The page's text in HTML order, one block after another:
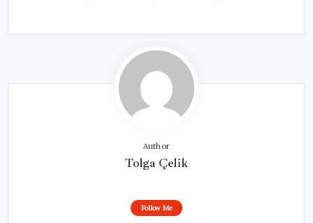
Author
Tolga Çelik
Follow Me